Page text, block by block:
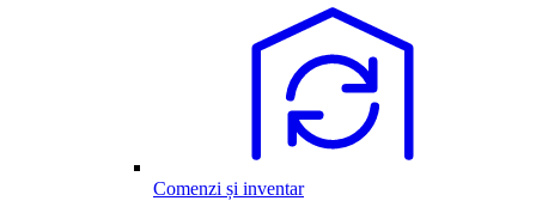
Comenzi și inventar